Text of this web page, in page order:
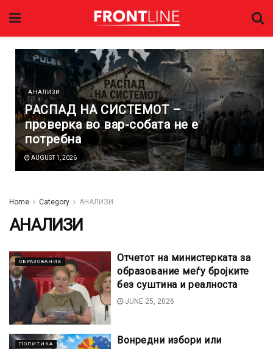
АНАЛИЗИ
РАСПАД НА СИСТЕМОТ –
проверка во вар-собата не е
потребна
AUGUST 1, 2026
Home Category АНАЛИЗИ
АНАЛИЗИ
ОБРАЗОВАНИЕ
Отчетот на министерката за
образование меѓу бројките
без суштина и реалноста
JUNE 25, 2026
ПОЛИТИКА
Вонредни избори или